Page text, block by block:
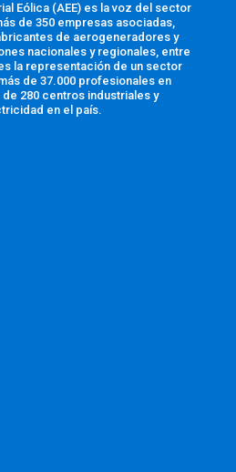
Eólica (AEE) es la voz del sector
de 350 empresas asociadas,
de aerogeneradores y
nacionales y regionales, entre
la representación de un sector
de 37.000 profesionales en
de 280 centros industriales y
en el país.